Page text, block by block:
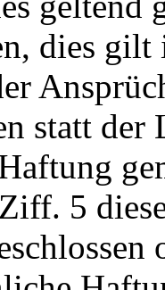
dies
statt der
5